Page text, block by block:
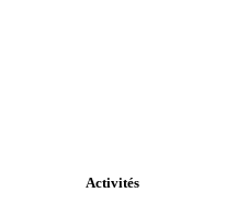
Activités